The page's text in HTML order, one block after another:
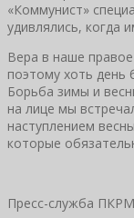
«Коммунист»
удивлялись, когда
Вера в наше
поэтому хоть день
Борьба зимы и
на лице мы
наступлением
которые
Пресс-служба ПКРМ